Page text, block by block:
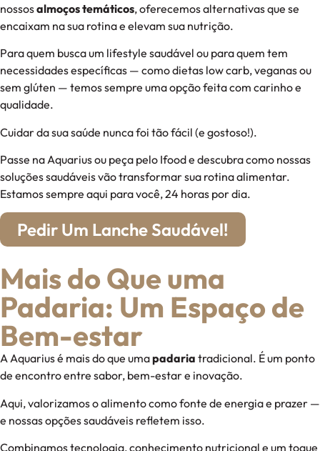
nossosalmoços temáticos, oferecemos alternativas que se
encaixam na sua rotina e elevam sua nutrição.
Para quem busca um lifestyle saudável ou para quem tem
necessidades específicas — como dietas low carb, veganas ou
sem glúten — temos sempre uma opção feita com carinho e
qualidade.
Cuidar da sua saúde nunca foi tão fácil (e gostoso!).
Passe na Aquarius ou peça pelo Ifood e descubra como nossas
soluções saudáveis vão transformar sua rotina alimentar.
Estamos sempre aqui para você, 24 horas por dia.
Pedir Um Lanche Saudável!
Mais do Que uma
Padaria: Um Espaço de
Bem-estar
A Aquarius é mais do que umapadaria tradicional. É um ponto
de encontro entre sabor, bem-estar e inovação.
Aqui, valorizamos o alimento como fonte de energia e prazer —
e nossas opções saudáveis refletem isso.
Combinamos tecnologia, conhecimento nutricional e um toque